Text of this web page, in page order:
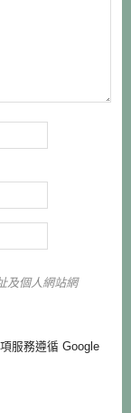
及個人網站網
服務遵循 Google